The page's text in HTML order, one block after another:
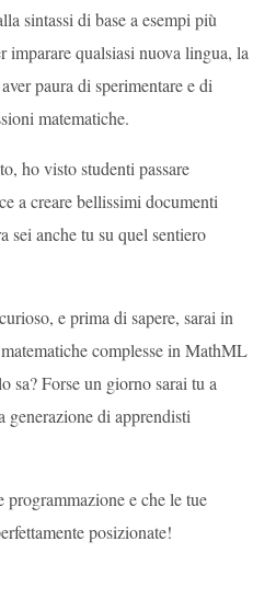
sintassi di base a esempi più
imparare qualsiasi nuova lingua, la
paura di sperimentare e di
matematiche.
ho visto studenti passare
a creare bellissimi documenti
anche tu su quel sentiero
e prima di sapere, sarai in
complesse in MathML
sa? Forse un giorno sarai tu a
generazione di apprendisti
e che le tue
posizionate!